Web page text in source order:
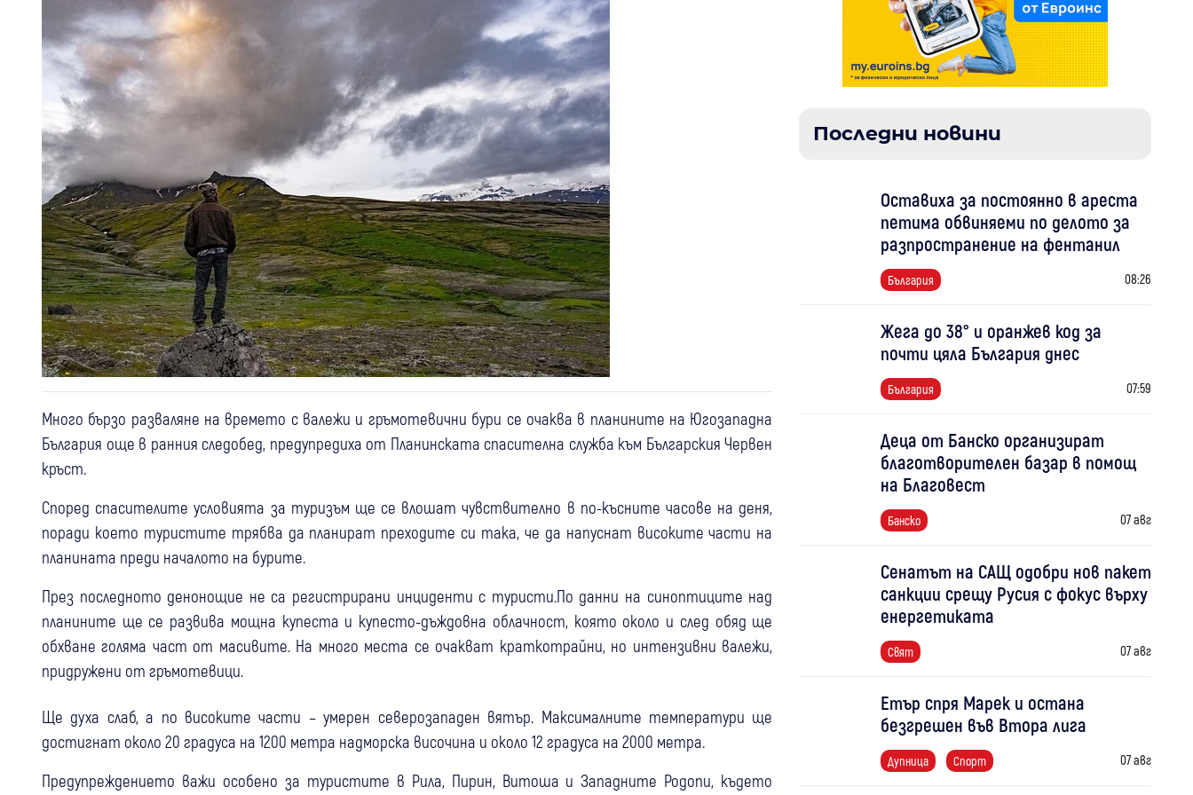
Много бързо разваляне на времето с валежи и гръмотевични бури се очаква в планините на Югозападна
България още в ранния следобед, предупредиха от Планинската спасителна служба към Българския Червен
кръст.
Според спасителите условията за туризъм ще се влошат чувствително в по-късните часове на деня,
поради което туристите трябва да планират преходите си така, че да напуснат високите части на
планината преди началото на бурите.
През последното денонощие не са регистрирани инциденти с туристи.По данни на синоптиците над
планините ще се развива мощна купеста и купесто-дъждовна облачност, която около и след обяд ще
обхване голяма част от масивите. На много места се очакват краткотрайни, но интензивни валежи,
придружени от гръмотевици.
Ще духа слаб, а по високите части – умерен северозападен вятър. Максималните температури ще
достигнат около 20 градуса на 1200 метра надморска височина и около 12 градуса на 2000 метра.
Предупреждението важи особено за туристите в Рила, Пирин, Витоша и Западните Родопи, където
Последни новини
Оставиха за постоянно в ареста
петима обвиняеми по делото за
разпространение на фентанил
България 08:26
Жега до 38° и оранжев код за
почти цяла България днес
България 07:59
Деца от Банско организират
благотворителен базар в помощ
на Благовест
Банско 07 авг
Сенатът на САЩ одобри нов пакет
санкции срещу Русия с фокус върху
енергетиката
Свят 07 авг
Етър спря Марек и остана
безгрешен във Втора лига
Дупница Спорт 07 авг